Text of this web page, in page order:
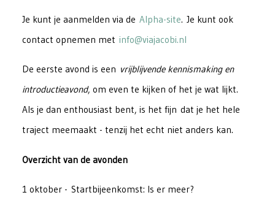
Je kunt je aanmelden via deAlpha-site. Je kunt ook
contact opnemen metinfo@viajacobi.nl
De eerste avond is een vrijblijvende kennismaking en
introductieavond, om even te kijken of het je wat lijkt.
Als je dan enthousiast bent, is het fijn dat je het hele
traject meemaakt - tenzij het echt niet anders kan.
Overzicht van de avonden
1 oktober - Startbijeenkomst: Is er meer?